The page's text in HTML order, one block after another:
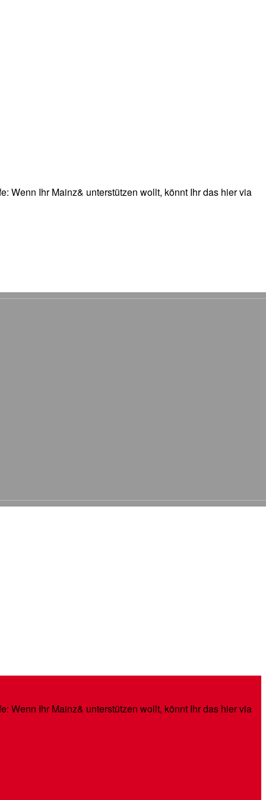
Wenn Ihr Mainz& unterstützen wollt, könnt Ihr das hier via
Wenn Ihr Mainz& unterstützen wollt, könnt Ihr das hier via